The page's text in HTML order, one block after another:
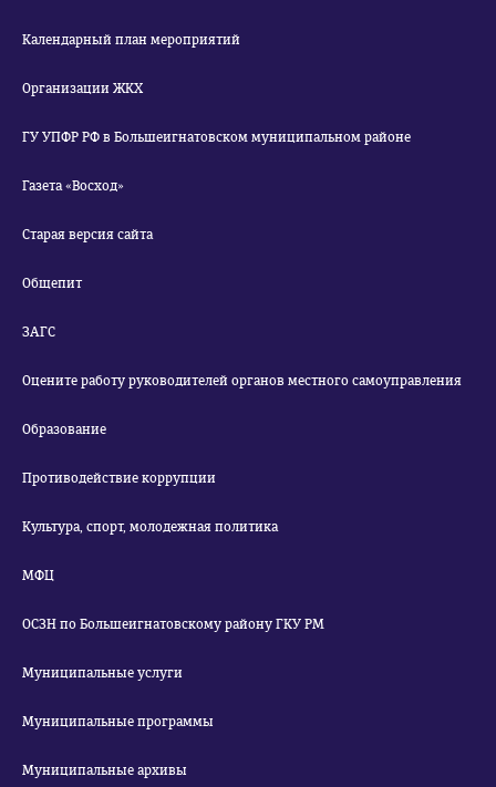
Календарный план мероприятий
Организации ЖКХ
ГУ УПФР РФ в Большеигнатовском муниципальном районе
Газета «Восход»
Старая версия сайта
Общепит
ЗАГС
Оцените работу руководителей органов местного самоуправления
Образование
Противодействие коррупции
Культура, спорт, молодежная политика
МФЦ
ОСЗН по Большеигнатовскому району ГКУ РМ
Муниципальные услуги
Муниципальные программы
Муниципальные архивы